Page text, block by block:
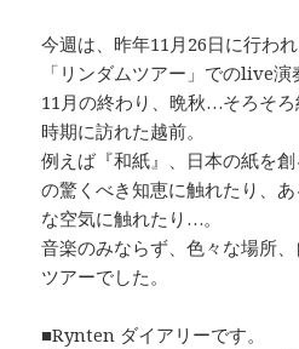
今週は、昨年11月26日に行わ
「リンダムツアー」でのlive演
11月の終わり、晩秋…そろそ
時期に訪れた越前。
例えば『和紙』、日本の紙を
の驚くべき知恵に触れたり、
な空気に触れたり…。
音楽のみならず、色々な場所
ツアーでした。
■Rynten ダイアリーです。